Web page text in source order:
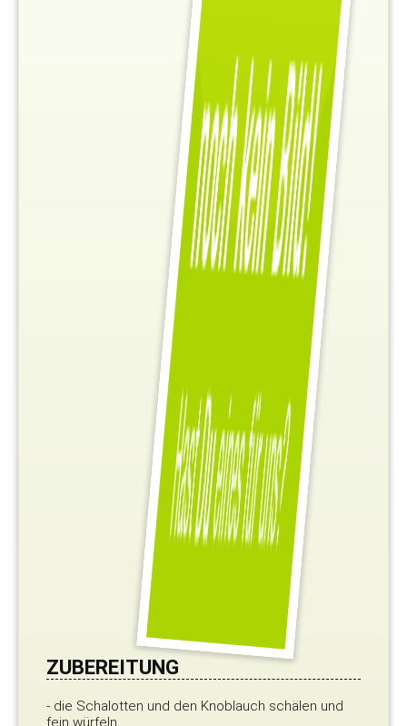
ZUBEREITUNG
- die Schalotten und den Knoblauch schälen und
fein würfeln